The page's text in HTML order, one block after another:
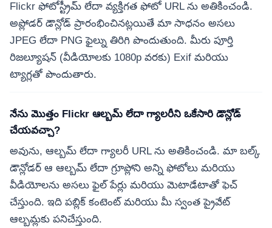
Flickr ఫోటోస్ట్రీమ్ లేదా వ్యక్తిగత ఫోటో URL ను అతికించండి.
అప్లోడర్ డౌన్లోడ్ ప్రారంభించినట్లయితే మా సాధనం అసలు
JPEG లేదా PNG ఫైల్ను తిరిగి పొందుతుంది. మీరు పూర్తి
రిజల్యూషన్ (వీడియోలకు 1080p వరకు) Exif మరియు
ట్యాగ్లతో పొందుతారు.
నేను మొత్తం Flickr ఆల్బమ్ లేదా గ్యాలరీని ఒకేసారి డౌన్లోడ్
చేయవచ్చా?
అవును, ఆల్బమ్ లేదా గ్యాలరీ URL ను అతికించండి. మా బల్క్
డౌన్లోడర్ ఆ ఆల్బమ్ లేదా గ్రూప్లోని అన్ని ఫోటోలు మరియు
వీడియోలను అసలు ఫైల్ పేర్లు మరియు మెటాడేటాతో ఫెచ్
చేస్తుంది. ఇది పబ్లిక్ కంటెంట్ మరియు మీ స్వంత ప్రైవేట్
ఆల్బమ్లకు పనిచేస్తుంది.